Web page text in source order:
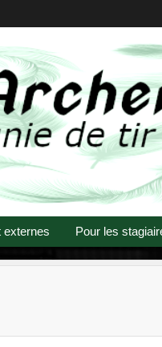
externes Pour les